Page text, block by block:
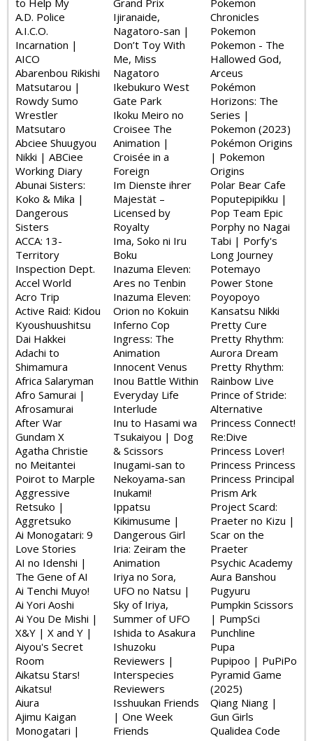
to Help My
A.D. Police
A.I.C.O.
Incarnation |
AICO
Abarenbou Rikishi
Matsutarou |
Rowdy Sumo
Wrestler
Matsutaro
Abciee Shuugyou
Nikki | ABCiee
Working Diary
Abunai Sisters:
Koko & Mika |
Dangerous
Sisters
ACCA: 13-
Territory
Inspection Dept.
Accel World
Acro Trip
Active Raid: Kidou
Kyoushuushitsu
Dai Hakkei
Adachi to
Shimamura
Africa Salaryman
Afro Samurai |
Afrosamurai
After War
Gundam X
Agatha Christie
no Meitantei
Poirot to Marple
Aggressive
Retsuko |
Aggretsuko
Ai Monogatari: 9
Love Stories
AI no Idenshi |
The Gene of AI
Ai Tenchi Muyo!
Ai Yori Aoshi
Ai You De Mishi |
X&Y | X and Y |
Aiyou's Secret
Room
Aikatsu Stars!
Aikatsu!
Aiura
Ajimu Kaigan
Monogatari |
Grand Prix
Ijiranaide,
Nagatoro-san |
Don’t Toy With
Me, Miss
Nagatoro
Ikebukuro West
Gate Park
Ikoku Meiro no
Croisee The
Animation |
Croisée in a
Foreign
Im Dienste ihrer
Majestät –
Licensed by
Royalty
Ima, Soko ni Iru
Boku
Inazuma Eleven:
Ares no Tenbin
Inazuma Eleven:
Orion no Kokuin
Inferno Cop
Ingress: The
Animation
Innocent Venus
Inou Battle Within
Everyday Life
Interlude
Inu to Hasami wa
Tsukaiyou | Dog
& Scissors
Inugami-san to
Nekoyama-san
Inukami!
Ippatsu
Kikimusume |
Dangerous Girl
Iria: Zeiram the
Animation
Iriya no Sora,
UFO no Natsu |
Sky of Iriya,
Summer of UFO
Ishida to Asakura
Ishuzoku
Reviewers |
Interspecies
Reviewers
Isshuukan Friends
| One Week
Friends
Pokemon
Chronicles
Pokemon
Pokemon - The
Hallowed God,
Arceus
Pokémon
Horizons: The
Series |
Pokemon (2023)
Pokémon Origins
| Pokemon
Origins
Polar Bear Cafe
Poputepipikku |
Pop Team Epic
Porphy no Nagai
Tabi | Porfy's
Long Journey
Potemayo
Power Stone
Poyopoyo
Kansatsu Nikki
Pretty Cure
Pretty Rhythm:
Aurora Dream
Pretty Rhythm:
Rainbow Live
Prince of Stride:
Alternative
Princess Connect!
Re:Dive
Princess Lover!
Princess Princess
Princess Principal
Prism Ark
Project Scard:
Praeter no Kizu |
Scar on the
Praeter
Psychic Academy
Aura Banshou
Pugyuru
Pumpkin Scissors
| PumpSci
Punchline
Pupa
Pupipoo | PuPiPo
Pyramid Game
(2025)
Qiang Niang |
Gun Girls
Qualidea Code